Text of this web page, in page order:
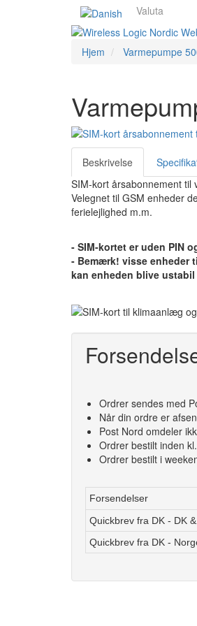
Valuta
Hjem Varmepumpe
Beskrivelse
SIM-kort årsabonnement til
Velegnet til GSM enheder
ferielejlighed m.m.
- SIM-kortet er uden PIN
- Bemærk! visse enheder
kan enheden blive
Ordrer sendes med
Når din ordre er
Post Nord omdeler
Ordrer bestilt inden
Ordrer bestilt i
Forsendelser
Quickbrev fra DK - DK
Quickbrev fra DK -